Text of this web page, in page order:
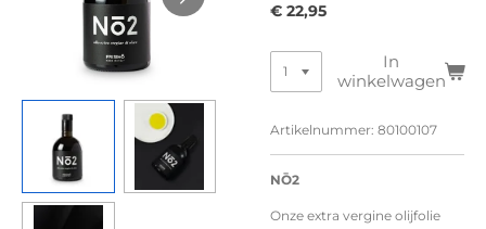
€ 22,95
In
winkelwagen
Artikelnummer: 80100107
NŌ2
Onze extra vergine olijfolie